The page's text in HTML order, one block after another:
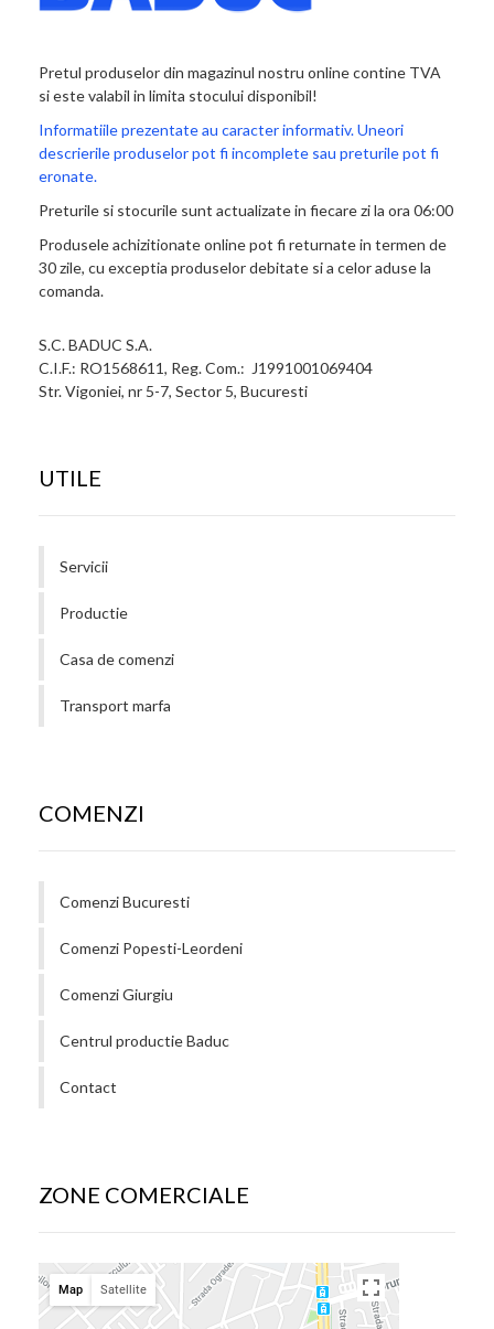
Pretul produselor din magazinul nostru online contine TVA
si este valabil in limita stocului disponibil!
Informatiile prezentate au caracter informativ. Uneori
descrierile produselor pot fi incomplete sau preturile pot fi
eronate.
Preturile si stocurile sunt actualizate in fiecare zi la ora 06:00
Produsele achizitionate online pot fi returnate in termen de
30 zile, cu exceptia produselor debitate si a celor aduse la
comanda.
S.C. BADUC S.A.
C.I.F.: RO1568611, Reg. Com.: J1991001069404
Str. Vigoniei, nr 5-7, Sector 5, Bucuresti
UTILE
Servicii
Productie
Casa de comenzi
Transport marfa
COMENZI
Comenzi Bucuresti
Comenzi Popesti-Leordeni
Comenzi Giurgiu
Centrul productie Baduc
Contact
ZONE COMERCIALE